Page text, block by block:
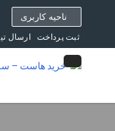
ناحیه کاربری
ثبت پرداخت
ارسال
مرکز آموزش